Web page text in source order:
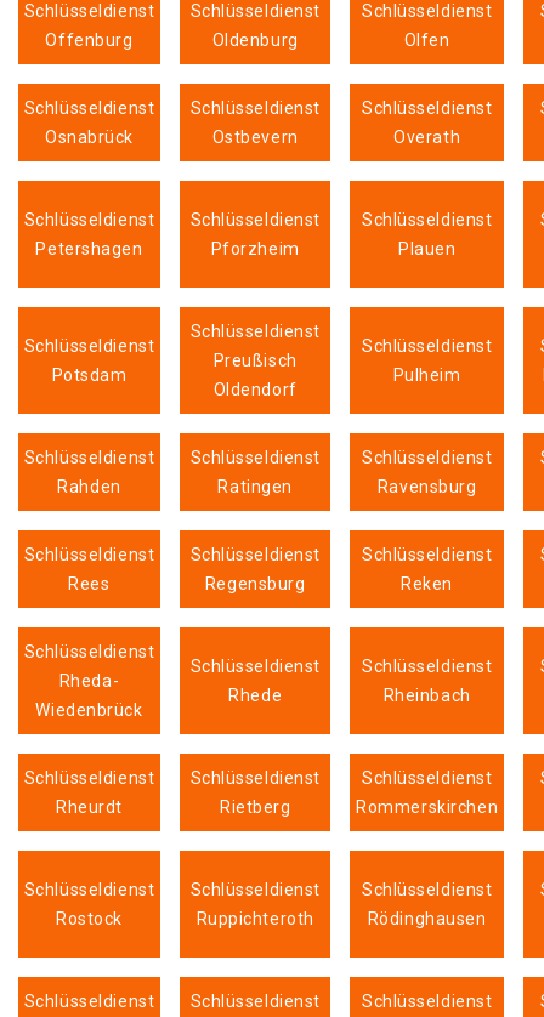
Schlüsseldienst
Offenburg
Schlüsseldienst
Oldenburg
Schlüsseldienst
Olfen
Schlüsseldienst
Osnabrück
Schlüsseldienst
Ostbevern
Schlüsseldienst
Overath
Schlüsseldienst
Petershagen
Schlüsseldienst
Pforzheim
Schlüsseldienst
Plauen
Schlüsseldienst
Potsdam
Schlüsseldienst
Preußisch
Oldendorf
Schlüsseldienst
Pulheim
Schlüsseldienst
Rahden
Schlüsseldienst
Ratingen
Schlüsseldienst
Ravensburg
Schlüsseldienst
Rees
Schlüsseldienst
Regensburg
Schlüsseldienst
Reken
Schlüsseldienst
Rheda-
Wiedenbrück
Schlüsseldienst
Rhede
Schlüsseldienst
Rheinbach
Schlüsseldienst
Rheurdt
Schlüsseldienst
Rietberg
Schlüsseldienst
Rommerskirchen
Schlüsseldienst
Rostock
Schlüsseldienst
Ruppichteroth
Schlüsseldienst
Rödinghausen
Schlüsseldienst Schlüsseldienst Schlüsseldienst